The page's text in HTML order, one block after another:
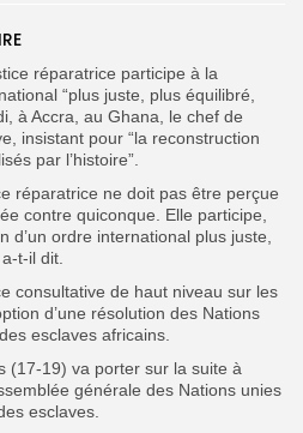
réparatrice participe à la
“plus juste, plus équilibré,
à Accra, au Ghana, le chef de
insistant pour “la reconstruction
par l’histoire”.
réparatrice ne doit pas être perçue
contre quiconque. Elle participe,
d’un ordre international plus juste,
t-il dit.
consultative de haut niveau sur les
d’une résolution des Nations
esclaves africains.
(17-19) va porter sur la suite à
générale des Nations unies
esclaves.